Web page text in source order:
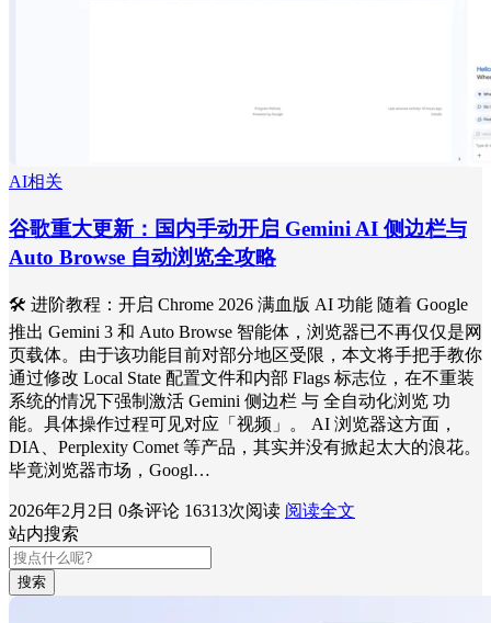
AI相关
谷歌重大更新：国内手动开启 Gemini AI 侧边栏与
Auto Browse 自动浏览全攻略
🛠️ 进阶教程：开启 Chrome 2026 满血版 AI 功能 随着 Google
推出 Gemini 3 和 Auto Browse 智能体，浏览器已不再仅仅是网
页载体。由于该功能目前对部分地区受限，本文将手把手教你
通过修改 Local State 配置文件和内部 Flags 标志位，在不重装
系统的情况下强制激活 Gemini 侧边栏 与 全自动化浏览 功
能。具体操作过程可见对应「视频」。 AI 浏览器这方面，
DIA、Perplexity Comet 等产品，其实并没有掀起太大的浪花。
毕竟浏览器市场，Googl…
2026年2月2日 0条评论 16313次阅读 阅读全文
站内搜索
搜索